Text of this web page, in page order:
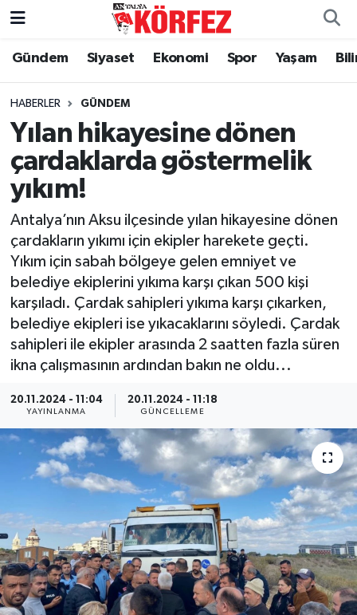
Gündem Siyaset Ekonomi Spor Yaşam
HABERLER GÜNDEM
Yılan hikayesine dönen
çardaklarda göstermelik
yıkım!
Antalya’nın Aksu ilçesinde yılan hikayesine dönen
çardakların yıkımı için ekipler harekete geçti.
Yıkım için sabah bölgeye gelen emniyet ve
belediye ekiplerini yıkıma karşı çıkan 500 kişi
karşıladı. Çardak sahipleri yıkıma karşı çıkarken,
belediye ekipleri ise yıkacaklarını söyledi. Çardak
sahipleri ile ekipler arasında 2 saatten fazla süren
ikna çalışmasının ardından bakın ne oldu...
20.11.2024 - 11:04
YAYINLANMA
20.11.2024 - 11:18
GÜNCELLEME
Gündem
Siyaset
Yerel Yönetim
Ekonomi
Spor
Yaşam
Asayiş
Dünya
Sağlık
Magazin
Çevre
Kültür ve Sanat
Nöbetçi Eczaneler
Hava Durumu
Trafik Durumu
Süper Lig Puan Durumu ve Fikstür
Tüm Manşetler
Son Dakika Haberleri
Haber Arşivi